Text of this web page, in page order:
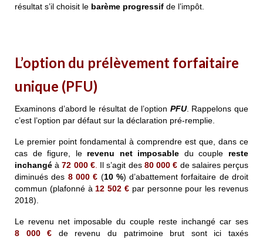
résultat s’il choisit le barème progressif de l’impôt.
L’option du prélèvement forfaitaire
unique (PFU)
Examinons d’abord le résultat de l’option PFU. Rappelons que
c’est l’option par défaut sur la déclaration pré-remplie.
Le premier point fondamental à comprendre est que, dans ce
cas de figure, le revenu net imposable du couple reste
inchangé à72 000 €. Il s’agit des 80 000 € de salaires perçus
diminués des 8 000 € (10 %) d’abattement forfaitaire de droit
commun (plafonné à 12 502 € par personne pour les revenus
2018).
Le revenu net imposable du couple reste inchangé car ses
8 000 € de revenu du patrimoine brut sont ici taxés